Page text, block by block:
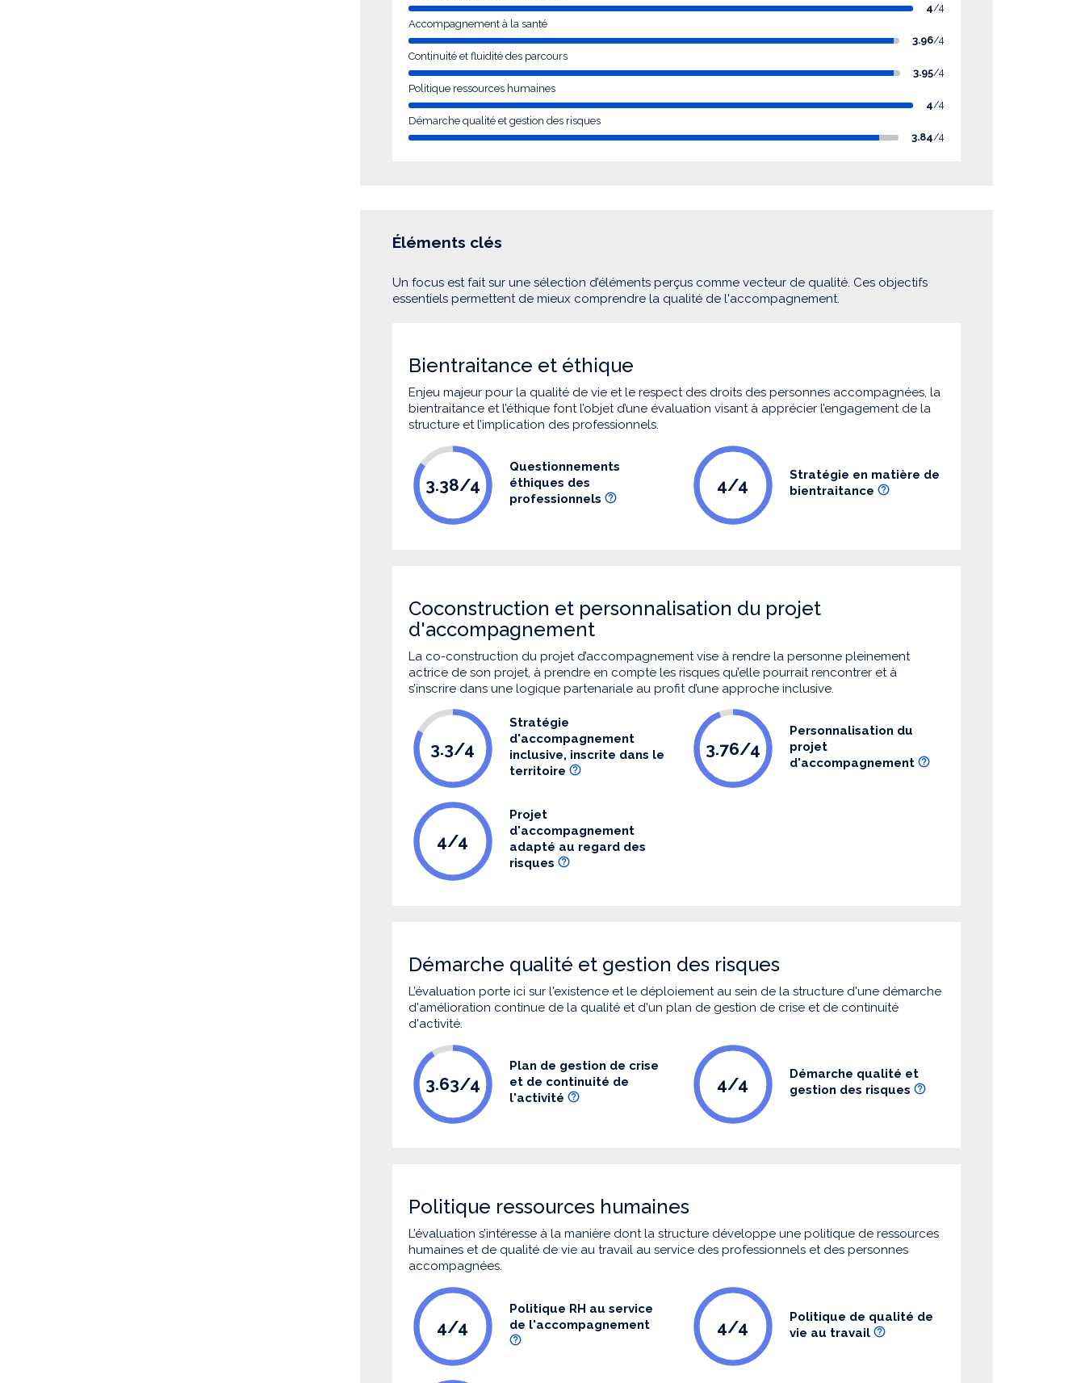
4/4
Accompagnement à la santé
3.96/4
Continuité et fluidité des parcours
3.95/4
Politique ressources humaines
4/4
Démarche qualité et gestion des risques
3.84/4
Éléments clés
Un focus est fait sur une sélection d’éléments perçus comme vecteur de qualité. Ces objectifs
essentiels permettent de mieux comprendre la qualité de l'accompagnement.
Bientraitance et éthique
Enjeu majeur pour la qualité de vie et le respect des droits des personnes accompagnées, la
bientraitance et l’éthique font l’objet d’une évaluation visant à apprécier l’engagement de la
structure et l’implication des professionnels.
3.38/4
Questionnements
éthiques des
professionnels
4/4
Stratégie en matière de
bientraitance
Coconstruction et personnalisation du projet
d'accompagnement
La co-construction du projet d’accompagnement vise à rendre la personne pleinement
actrice de son projet, à prendre en compte les risques qu’elle pourrait rencontrer et à
s’inscrire dans une logique partenariale au profit d’une approche inclusive.
3.3/4
Stratégie
d'accompagnement
inclusive, inscrite dans le
territoire
3.76/4
Personnalisation du
projet
d'accompagnement
4/4
Projet
d'accompagnement
adapté au regard des
risques
Démarche qualité et gestion des risques
L’évaluation porte ici sur l'existence et le déploiement au sein de la structure d'une démarche
d'amélioration continue de la qualité et d'un plan de gestion de crise et de continuité
d'activité.
3.63/4
Plan de gestion de crise
et de continuité de
l'activité
4/4
Démarche qualité et
gestion des risques
Politique ressources humaines
L’évaluation s’intéresse à la manière dont la structure développe une politique de ressources
humaines et de qualité de vie au travail au service des professionnels et des personnes
accompagnées.
4/4
Politique RH au service
de l'accompagnement
4/4
Politique de qualité de
vie au travail